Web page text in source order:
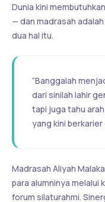
Dunia kini membutuhkan
— dan madrasah
dua hal itu.
“Banggalah
dari sinilah lahir
tapi juga tahu
yang kini
Madrasah Aliyah
para alumninya melalui
forum silaturahmi.